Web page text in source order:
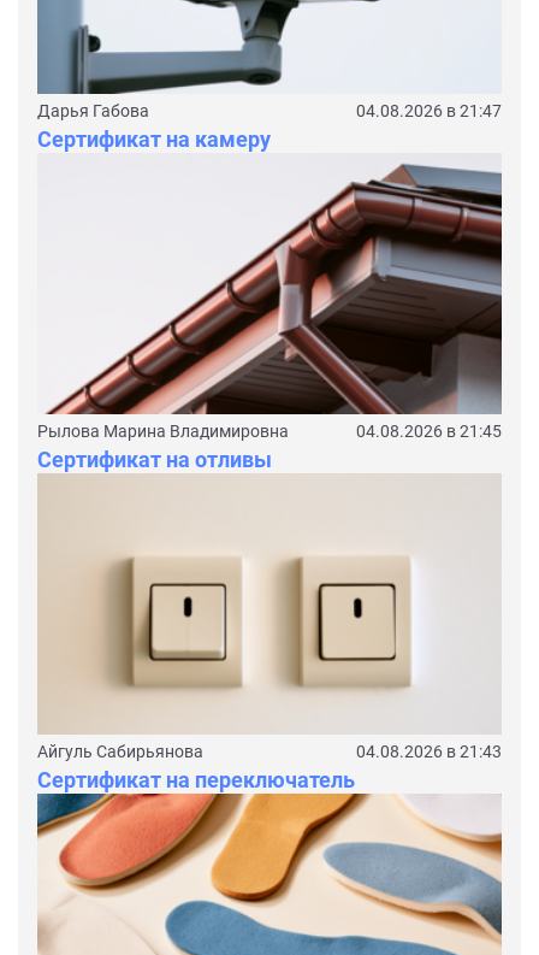
Дарья Габова 04.08.2026 в 21:47
Сертификат на камеру
Рылова Марина Владимировна 04.08.2026 в 21:45
Сертификат на отливы
Айгуль Сабирьянова 04.08.2026 в 21:43
Сертификат на переключатель